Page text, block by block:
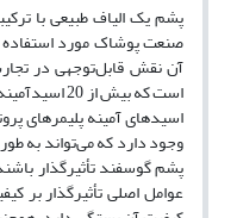
پشم یک الیاف طبیعی با
صنعت پوشاک مورد استفاده
آن نقش قابل‌توجهی در
است که بیش
اسیدهای آمینه پلیمرهای
وجود دارد که می‌تواند به‌
پشم گوسفند تأثیرگذار
عوامل اصلی تأثیرگذار